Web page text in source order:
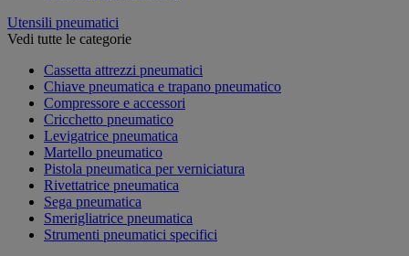
Utensili pneumatici
Vedi tutte le categorie
Cassetta attrezzi pneumatici
Chiave pneumatica e trapano pneumatico
Compressore e accessori
Cricchetto pneumatico
Levigatrice pneumatica
Martello pneumatico
Pistola pneumatica per verniciatura
Rivettatrice pneumatica
Sega pneumatica
Smerigliatrice pneumatica
Strumenti pneumatici specifici